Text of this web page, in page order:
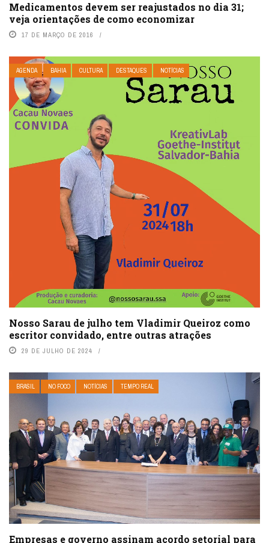
Medicamentos devem ser reajustados no dia 31;
veja orientações de como economizar
17 DE MARÇO DE 2016
AGENDA BAHIA CULTURA DESTAQUES NOTÍCIAS
Nosso Sarau de julho tem Vladimir Queiroz como
escritor convidado, entre outras atrações
29 DE JULHO DE 2024
BRASIL NO FOCO NOTÍCIAS TEMPO REAL
Empresas e governo assinam acordo setorial para